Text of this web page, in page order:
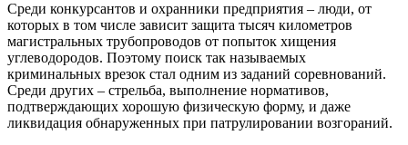
Среди конкурсантов и охранники предприятия – люди, от
которых в том числе зависит защита тысяч километров
магистральных трубопроводов от попыток хищения
углеводородов. Поэтому поиск так называемых
криминальных врезок стал одним из заданий соревнований.
Среди других – стрельба, выполнение нормативов,
подтверждающих хорошую физическую форму, и даже
ликвидация обнаруженных при патрулировании возгораний.